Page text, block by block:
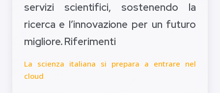
servizi scientifici, sostenendo la
ricerca e l’innovazione per un futuro
migliore. Riferimenti
La scienza italiana si prepara a entrare nel
cloud